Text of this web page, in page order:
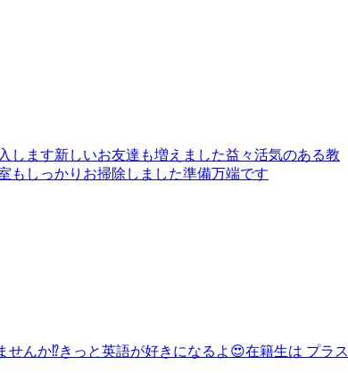
します新しいお友達も増えました益々活気のある教
もしっかりお掃除しました準備万端です
せんか⁉️きっと英語が好きになるよ😍在籍生は プラス